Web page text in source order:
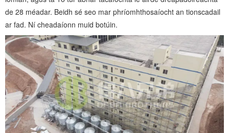
de 28 méadar. Beidh sé seo mar phríomhthosaíocht an tionscadail
ar fad. Ní cheadaíonn muid botúin.